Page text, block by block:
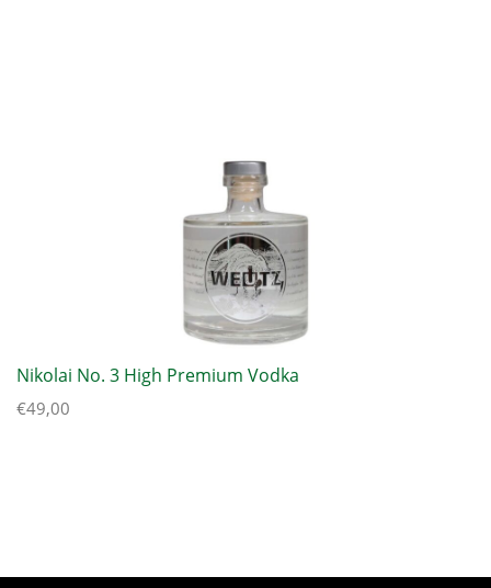
Nikolai No. 3 High Premium Vodka
€49,00